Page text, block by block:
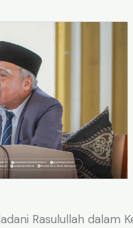
Rasulullah dalam